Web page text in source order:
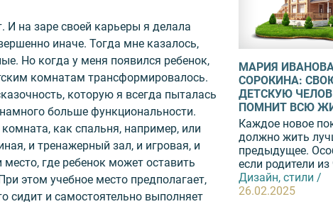
И на заре своей карьеры я делала
иначе. Тогда мне казалось,
Но когда у меня появился ребенок,
комнатам трансформировалось.
которую я всегда пыталась
больше функциональности.
как спальня, например, или
и тренажерный зал, и игровая, и
место, где ребенок может оставить
этом учебное место предполагает,
сидит и самостоятельно выполняет
МАРИЯ
СОРОКИНА:
ДЕТСКУЮ
ПОМНИТ ВСЮ
Каждое новое
должно жить
предыдущее.
если родители из
Дизайн, стили /
26.02.2025